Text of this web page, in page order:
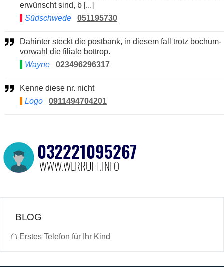
erwünscht sind, b [...]
Südschwede
051195730
Dahinter steckt die postbank, in diesem fall trotz bochum-
vorwahl die filiale bottrop.
Wayne
023496296317
Kenne diese nr. nicht
Logo
0911494704201
BLOG
☖ Erstes Telefon für Ihr Kind